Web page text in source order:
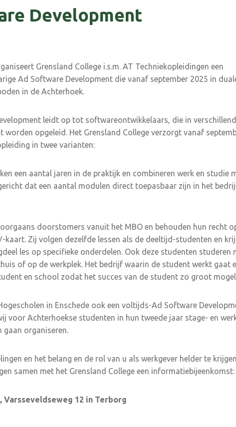
Development
Grensland College i.s.m. AT Techniekopleidingen een
Ad Software Development die vanaf september 2025 in
in de Achterhoek.
leidt op tot softwareontwikkelaars, die in
opgeleid. Het Grensland College verzorgt vanaf
in twee varianten:
een aantal jaren in de praktijk en combineren werk en studie
dat een aantal modulen direct toepasbaar zijn in het
doorstomers vanuit het MBO en behouden hun recht
kaart. Zij volgen dezelfde lessen als de deeltijd-studenten en
les op specifieke onderdelen. Ook deze studenten studeren
of op de werkplek. Het bedrijf waarin de student werkt gaat
en school zodat het succes van de student zo groot
in Enschede ook een voltijds-Ad Software
voor Achterhoekse studenten in hun tweede jaar stage- en
gaan organiseren.
en het belang en de rol van u als werkgever helder te
samen met het Grensland College een informatiebijeenkomst:
Varsseveldseweg 12 in Terborg